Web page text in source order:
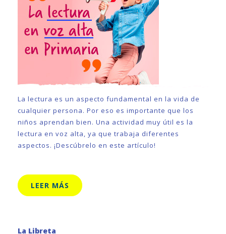
La lectura es un aspecto fundamental en la vida de
cualquier persona. Por eso es importante que los
niños aprendan bien. Una actividad muy útil es la
lectura en voz alta, ya que trabaja diferentes
aspectos. ¡Descúbrelo en este artículo!
LEER MÁS
La Libreta